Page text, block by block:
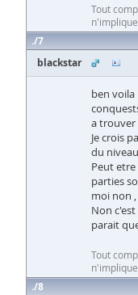
Tout
7
blackstar
ben voila
a trouver
Je crois
du
Peut
parties
moi non
Non c'est
parait
Tout
8